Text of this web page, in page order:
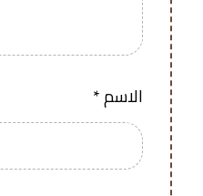
الاسم*